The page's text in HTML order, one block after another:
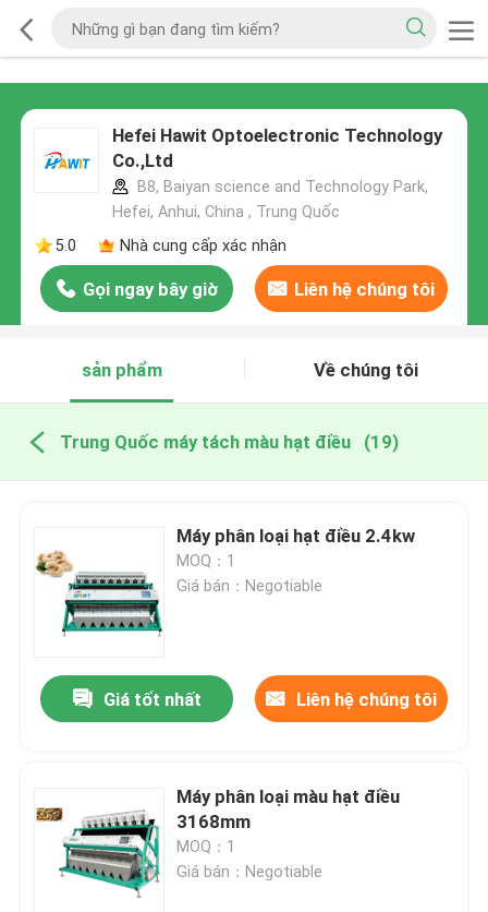
Hefei Hawit Optoelectronic Technology
Co.,Ltd
B8, Baiyan science and Technology Park,
Hefei, Anhui, China , Trung Quốc
5.0
Nhà cung cấp xác nhận
Gọi ngay bây giờ Liên hệ chúng tôi
sản phẩm Về chúng tôi
Trung Quốc máy tách màu hạt điều (19)
Máy phân loại hạt điều 2.4kw
MOQ：1
Giá bán：Negotiable
Giá tốt nhất Liên hệ chúng tôi
Máy phân loại màu hạt điều
3168mm
MOQ：1
Giá bán：Negotiable